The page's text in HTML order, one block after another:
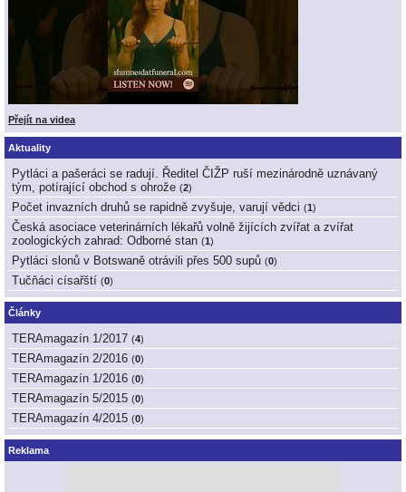
Přejít na videa
Aktuality
Pytláci a pašeráci se radují. Ředitel ČIŽP ruší mezinárodně uznávaný
tým, potírající obchod s ohrože (2)
Počet invazních druhů se rapidně zvyšuje, varují vědci (1 )
Česká asociace veterinárních lékařů volně žijících zvířat a zvířat
zoologických zahrad: Odborné stan (1 )
Pytláci slonů v Botswaně otrávili přes 500 supů (0)
Tučňáci císařští (0)
Články
TERAmagazín 1/2017 (4)
TERAmagazín 2/2016 (0)
TERAmagazín 1/2016 (0)
TERAmagazín 5/2015 (0)
TERAmagazín 4/2015 (0)
Reklama